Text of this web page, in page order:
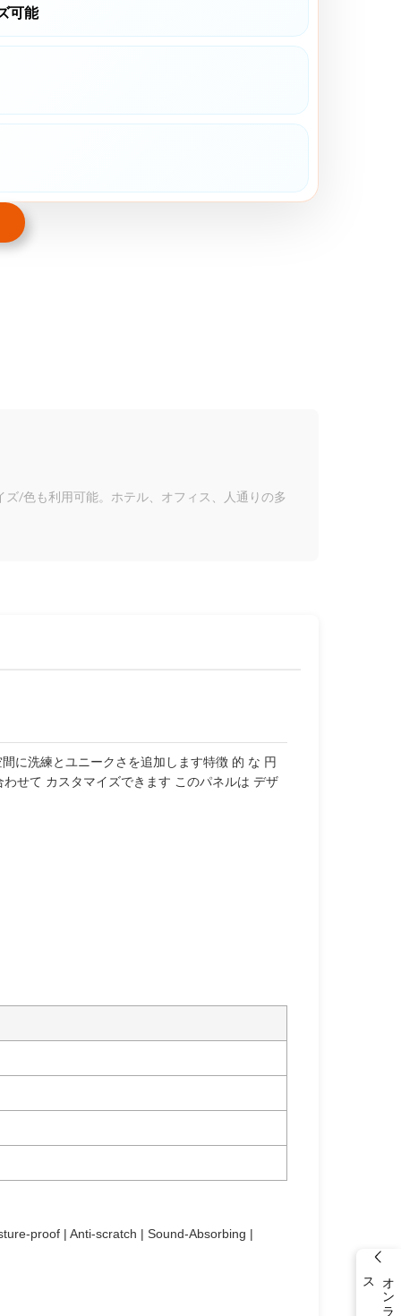
ス
可能
/色も利用可能。ホテル、オフィス、人通りの多
に洗練とユニークさを追加します特徴 的 な 円
せて カスタマイズできます このパネルは デザ
proof | Anti-scratch | Sound-Absorbing |